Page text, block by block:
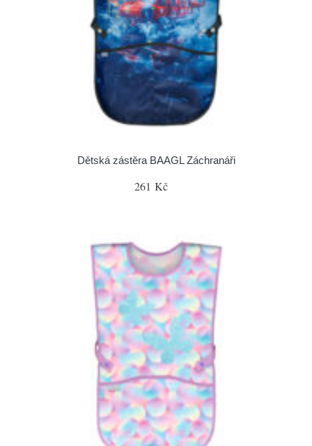
Dětská zástěra BAAGL Záchranáři
261 Kč